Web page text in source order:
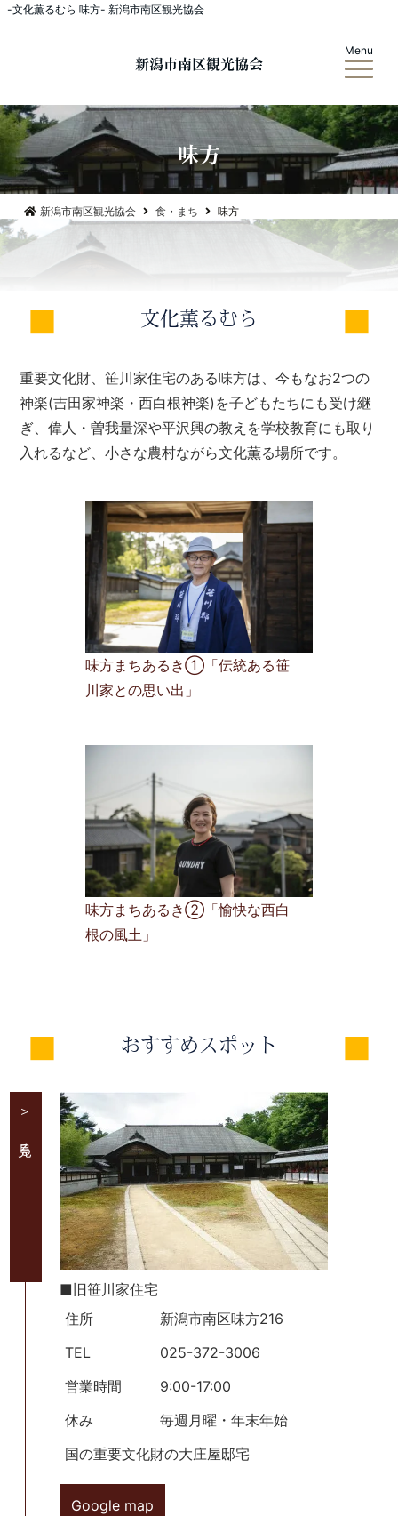
-文化薫るむら 味方- 新潟市南区観光協会
新潟市南区観光協会
Menu
味方
新潟市南区観光協会 食・まち 味方
文化薫るむら
重要文化財、笹川家住宅のある味方は、今もなお2つの
神楽(吉田家神楽・西白根神楽)を子どもたちにも受け継
ぎ、偉人・曽我量深や平沢興の教えを学校教育にも取り
入れるなど、小さな農村ながら文化薫る場所です。
味方まちあるき①「伝統ある笹
川家との思い出」
味方まちあるき②「愉快な西白
根の風土」
おすすめスポット
＞ 見る
■旧笹川家住宅
住所
新潟市南区味方216
TEL
025-372-3006
営業時間
9:00-17:00
休み
毎週月曜・年末年始
国の重要文化財の大庄屋邸宅
Google map